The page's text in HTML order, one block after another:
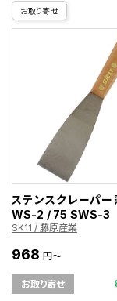
お取り寄せ
ステンスクレーパ
WS-2 / 75 SWS-3
SK11 / 藤原産業
968 円～
お取り寄せ